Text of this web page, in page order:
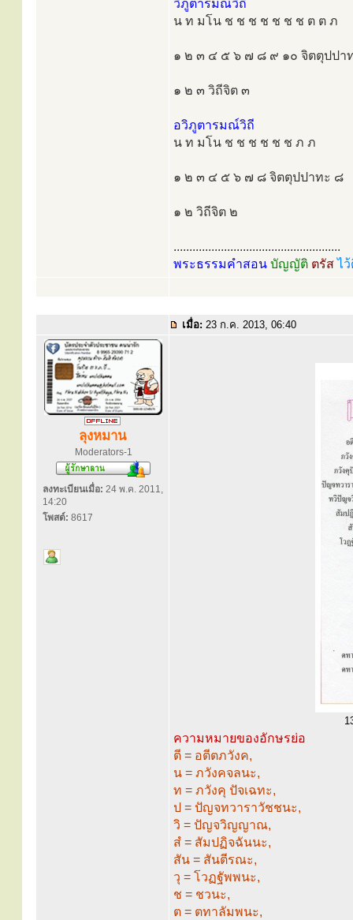
วิภูตารมณ์วิถี
น ท มโน ช ช ช ช ช ช ช ต ต ภ
๑ ๒ ๓ ๔ ๕ ๖ ๗ ๘ ๙ ๑๐ จิตตุปปา
๑ ๒ ๓ วิถีจิต ๓
อวิภูตารมณ์วิถี
น ท มโน ช ช ช ช ช ช ภ ภ
๑ ๒ ๓ ๔ ๕ ๖ ๗ ๘ จิตตุปปาทะ ๘
๑ ๒ วิถีจิต ๒
.....................................................
พระธรรมคำสอน บัญญัติ ตรัสไ
เมื่อ: 23 ก.ค. 2013, 06:40
ลุงหมาน
Moderators-1
ลงทะเบียนเมื่อ: 24 พ.ค. 2011,
14:20
โพสต์: 8617
ความหมายของอักษรย่อ
ตี = อตีตภวังค,
น = ภวังคจลนะ,
ท = ภวังคุ ปัจเฉทะ,
ป = ปัญจทวาราวัชชนะ,
วิ = ปัญจวิญญาณ,
สํ = สัมปฏิจฉันนะ,
สัน = สันตีรณะ,
วุ = โวฏฐัพพนะ,
ช = ชวนะ,
ต = ตทาลัมพนะ,